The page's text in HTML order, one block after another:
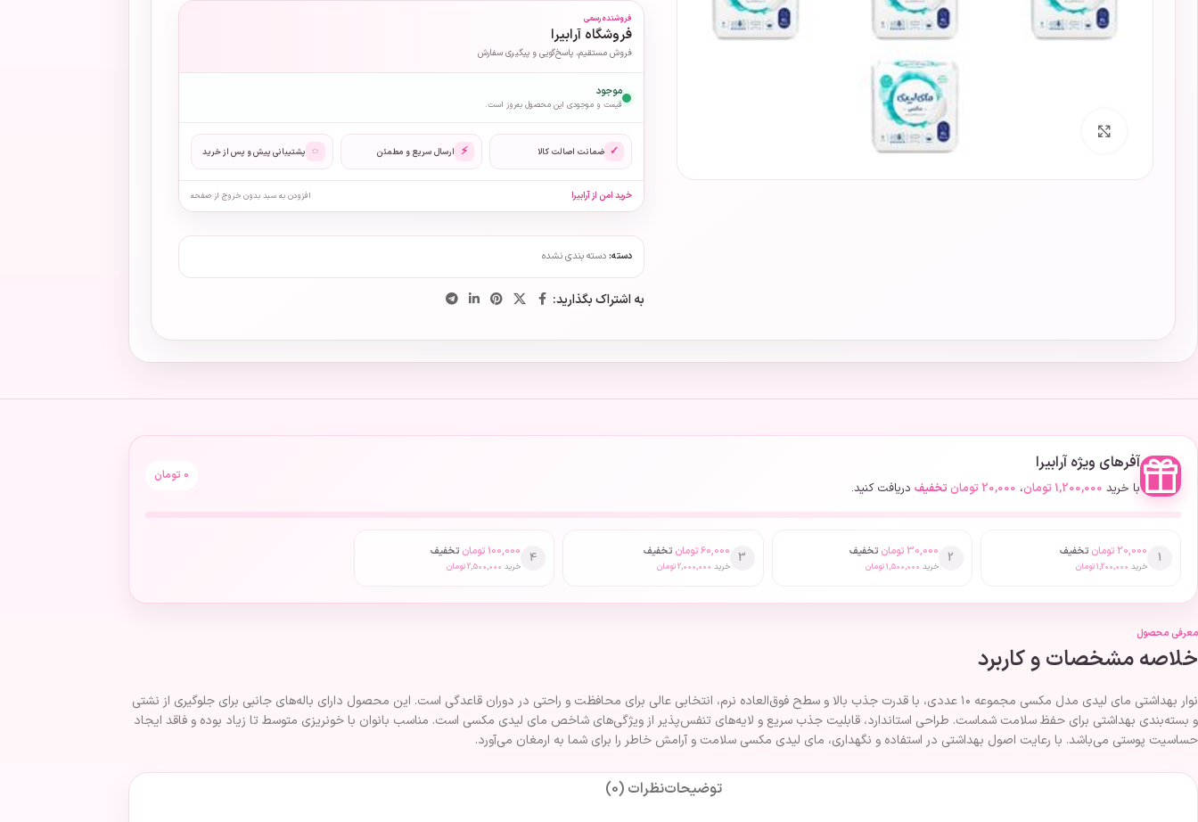
فروشنده رسمی
فروشگاه آرابیرا
فروش مستقیم، پاسخ‌گویی و پیگیری سفارش
موجود
قیمت و موجودی این محصول به‌روز است.
✓ ضمانت اصالت کالا ⚡ ارسال سریع و مطمئن ◌ پشتیبانی پیش و پس از خرید
خرید امن از آرابیرا افزودن به سبد بدون خروج از صفحه
دسته:دسته بندی نشده
به اشتراک بگذارید:
آفرهای ویژه آرابیرا
با خرید 1,200,000 تومان، 20,000 تومان تخفیف دریافت کنید.
0 تومان
1
20,000 تومان تخفیف
خرید 1,200,000تومان
2
30,000 تومان تخفیف
خرید 1,500,000تومان
3
60,000تومان تخفیف
خرید 2,000,000تومان
4
100,000 تومان تخفیف
خرید 2,500,000تومان
معرفی محصول
خلاصه مشخصات و کاربرد
نوار بهداشتی مای لیدی مدل مکسی مجموعه ۱۰ عددی، با قدرت جذب بالا و سطح فوق‌العاده نرم، انتخابی عالی برای محافظت و راحتی در دوران قاعدگی است. این محصول دارای باله‌های جانبی برای جلوگیری از نشتی
و بسته‌بندی بهداشتی برای حفظ سلامت شماست. طراحی استاندارد، قابلیت جذب سریع و لایه‌های تنفس‌پذیر از ویژگی‌های شاخص مای لیدی مکسی است. مناسب بانوان با خونریزی متوسط تا زیاد بوده و فاقد ایجاد
حساسیت پوستی می‌باشد. با رعایت اصول بهداشتی در استفاده و نگهداری، مای لیدی مکسی سلامت و آرامش خاطر را برای شما به ارمغان می‌آورد.
توضیحاتنظرات (0)